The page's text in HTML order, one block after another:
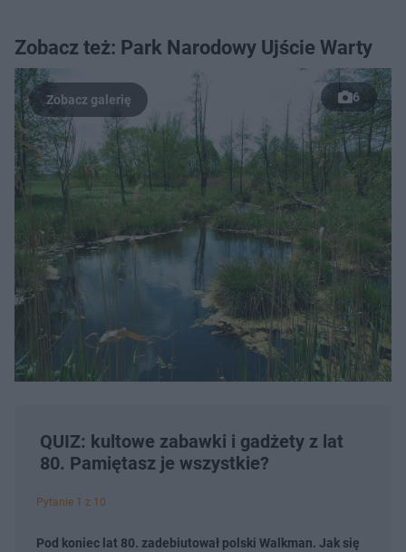
Zobacz też: Park Narodowy Ujście Warty
6
QUIZ: kultowe zabawki i gadżety z lat
80. Pamiętasz je wszystkie?
Pytanie 1 z 10
Pod koniec lat 80. zadebiutował polski Walkman. Jak się